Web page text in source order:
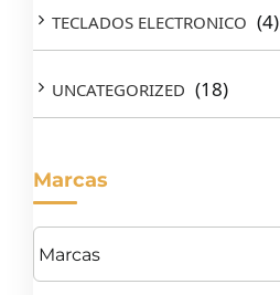
TECLADOS ELECTRONICO (4)
UNCATEGORIZED (18)
Marcas